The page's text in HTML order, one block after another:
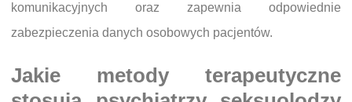
komunikacyjnych oraz zapewnia odpowiednie
zabezpieczenia danych osobowych pacjentów.
Jakie metody terapeutyczne